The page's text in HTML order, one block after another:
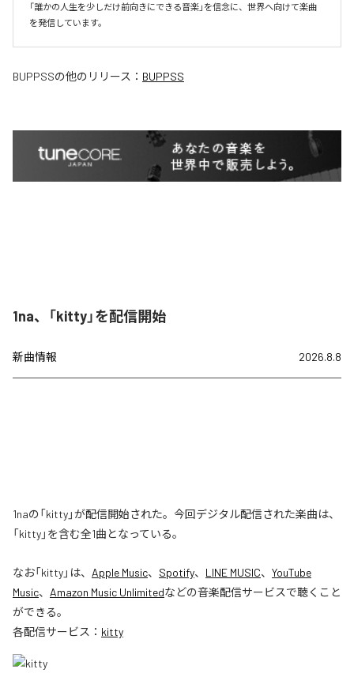
「誰かの人生を少しだけ前向きにできる音楽」を信念に、世界へ向けて楽曲
を発信しています。
BUPPSSの他のリリース： BUPPSS
1na、「kitty」を配信開始
新曲情報 2026.8.8
1naの「kitty」が配信開始された。今回デジタル配信された楽曲は、
「kitty」を含む全1曲となっている。
なお「kitty」は、 Apple Music、 Spotify、 LINE MUSIC、 YouTube
Music、 Amazon Music Unlimitedなどの音楽配信サービスで聴くこと
ができる。
各配信サービス： kitty